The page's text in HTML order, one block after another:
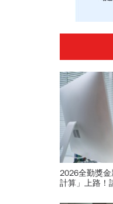
2026全勤獎
計算」上路！